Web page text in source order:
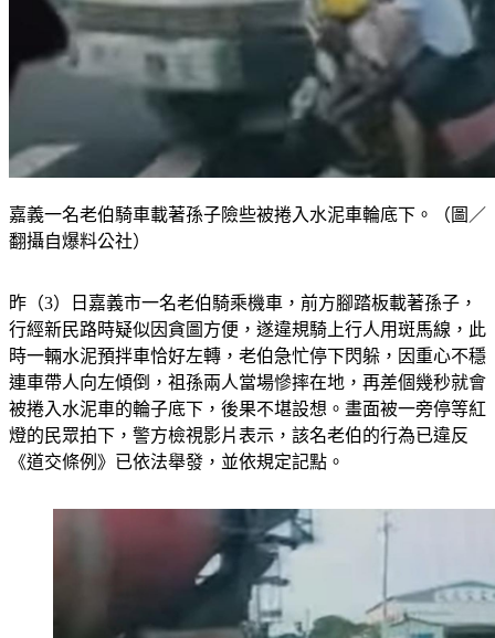
翻攝自爆料公社）
行經新民路時疑似因貪圖方便，遂違規騎上行人用斑馬線，此
時一輛水泥預拌車恰好左轉，老伯急忙停下閃躲，因重心不穩
連車帶人向左傾倒，祖孫兩人當場慘摔在地，再差個幾秒就會
被捲入水泥車的輪子底下，後果不堪設想。畫面被一旁停等紅
燈的民眾拍下，警方檢視影片表示，該名老伯的行為已違反
《道交條例》已依法舉發，並依規定記點。